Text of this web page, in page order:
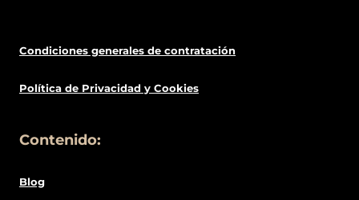
Condiciones generales de contratación
Política de Privacidad y Cookies
Contenido:
Blog